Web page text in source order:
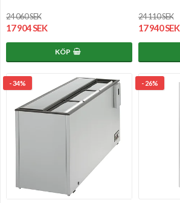
24 060 SEK
17 904 SEK
KÖP
24 110 SEK
17 940 SEK
- 34% - 26%